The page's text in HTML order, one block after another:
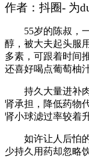
作者：抖圈- 为
55岁的陈叔，一
醇，被大夫起头服
多素，可跟着时间
还喜好喝点葡萄柚汁
持久大量进补肉
肾承担，降低药物
肾小球滤过率较着
如许让人后怕的
少持久用药却忽略